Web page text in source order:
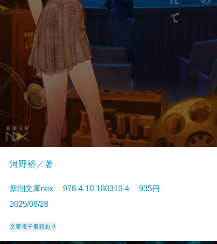
河野裕／著
新潮文庫nex 978-4-10-180310-4 935円
2025/08/28
文庫電子書籍あり